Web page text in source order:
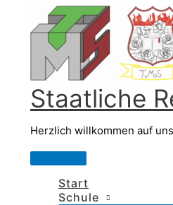
springen
Staatliche
Herzlich willkommen auf
Hauptmenü
Start
Schule